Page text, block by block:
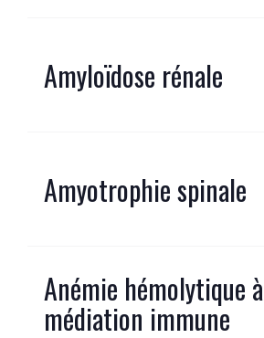
Amyloïdose rénale
Amyotrophie spinale
Anémie hémolytique à
médiation immune